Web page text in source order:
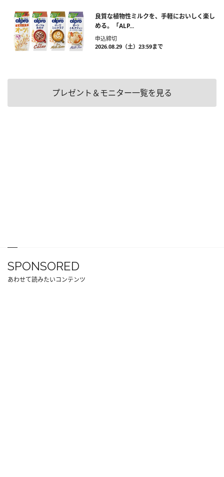
良質な植物性ミルクを、手軽においしく楽し
める。「ALP...
申込締切
2026.08.29（土）23:59まで
プレゼント＆モニター一覧を見る
SPONSORED
あわせて読みたいコンテンツ